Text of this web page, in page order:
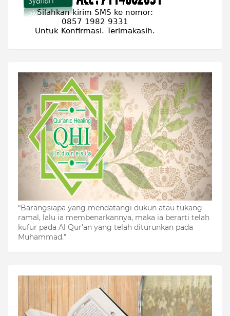
“Barangsiapa yang mendatangi dukun atau tukang
ramal, lalu ia membenarkannya, maka ia berarti telah
kufur pada Al Qur’an yang telah diturunkan pada
Muhammad.”